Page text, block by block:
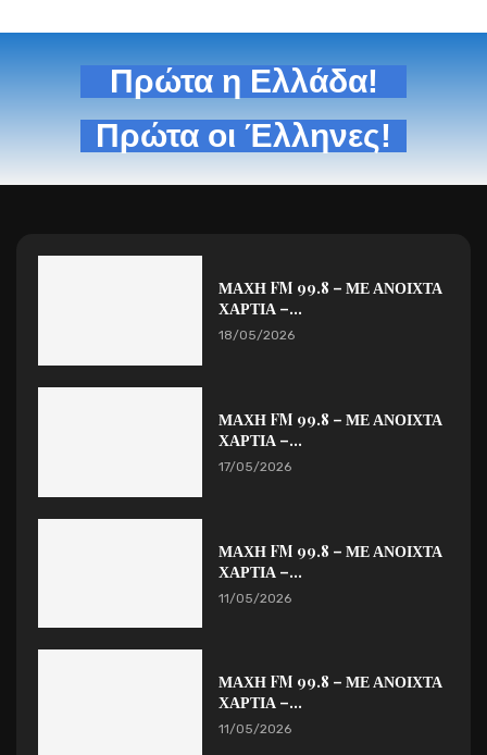
Πρώτα η Ελλάδα!
Πρώτα οι Έλληνες!
ΜΑΧΗ FM 99.8 – ΜΕ ΑΝΟΙΧΤΑ
ΧΑΡΤΙΑ –...
18/05/2026
ΜΑΧΗ FM 99.8 – ΜΕ ΑΝΟΙΧΤΑ
ΧΑΡΤΙΑ –...
17/05/2026
ΜΑΧΗ FM 99.8 – ΜΕ ΑΝΟΙΧΤΑ
ΧΑΡΤΙΑ –...
11/05/2026
ΜΑΧΗ FM 99.8 – ΜΕ ΑΝΟΙΧΤΑ
ΧΑΡΤΙΑ –...
11/05/2026